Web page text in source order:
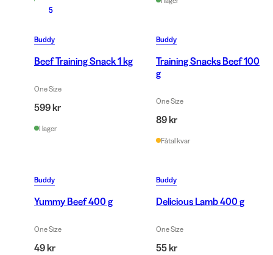
5
Buddy
Beef Training Snack 1 kg
One Size
599 kr
I lager
Buddy
Training Snacks Beef 100
g
One Size
89 kr
Fåtal kvar
Buddy
Yummy Beef 400 g
One Size
49 kr
Buddy
Delicious Lamb 400 g
One Size
55 kr